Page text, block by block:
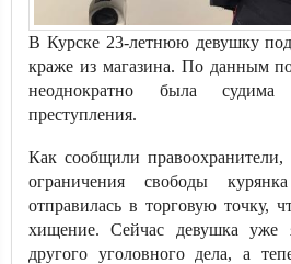
В Курске 23-летнюю девушку
краже из магазина. По данным
неоднократно была судима
преступления.
Как сообщили
ограничения свободы
отправилась в торговую точку,
хищение. Сейчас девушка уже
другого уголовного дела, а